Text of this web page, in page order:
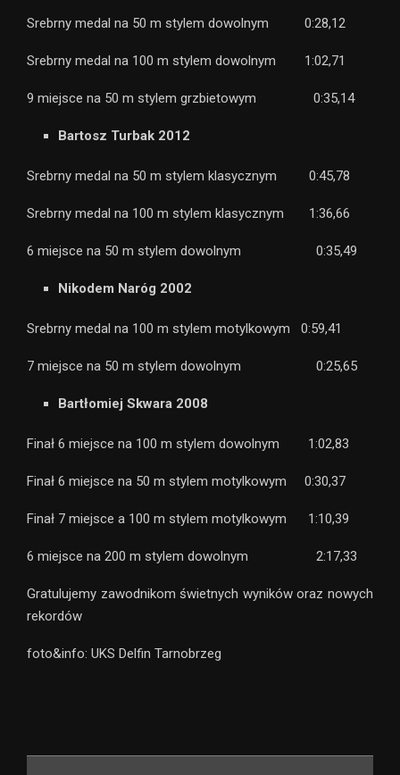
Srebrny medal na 50 m stylem dowolnym 0:28,12
Srebrny medal na 100 m stylem dowolnym 1:02,71
9 miejsce na 50 m stylem grzbietowym 0:35,14
Bartosz Turbak 2012
Srebrny medal na 50 m stylem klasycznym 0:45,78
Srebrny medal na 100 m stylem klasycznym 1:36,66
6 miejsce na 50 m stylem dowolnym 0:35,49
Nikodem Naróg 2002
Srebrny medal na 100 m stylem motylkowym 0:59,41
7 miejsce na 50 m stylem dowolnym 0:25,65
Bartłomiej Skwara 2008
Finał 6 miejsce na 100 m stylem dowolnym 1:02,83
Finał 6 miejsce na 50 m stylem motylkowym 0:30,37
Finał 7 miejsce a 100 m stylem motylkowym 1:10,39
6 miejsce na 200 m stylem dowolnym 2:17,33
Gratulujemy zawodnikom świetnych wyników oraz nowych
rekordów
foto&info: UKS Delfin Tarnobrzeg